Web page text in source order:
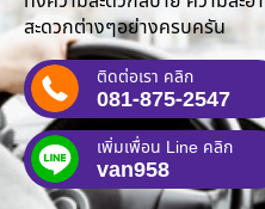
สะดวกต่างๆอย่างครบครัน
ติดต่อเรา คลิก
081-875-2547
เพิ่มเพื่อน Line คลิก
van958